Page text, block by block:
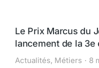
Le Prix Marcus du
lancement de la 3e
Actualités, Métiers 8